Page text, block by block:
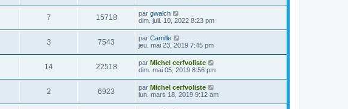
7 15718 par gwalch
dim. juil. 10, 2022 8:23 pm
3 7543 par Camille
jeu. mai 23, 2019 7:45 pm
14 22518 par Michel cerfvoliste
dim. mai 05, 2019 8:56 pm
2 6923 par Michel cerfvoliste
lun. mars 18, 2019 9:12 am